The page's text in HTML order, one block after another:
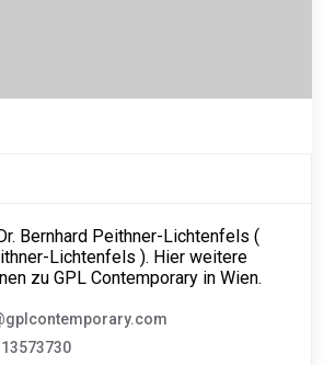
Bernhard Peithner-Lichtenfels (
Lichtenfels ). Hier weitere
zu GPL Contemporary in Wien.